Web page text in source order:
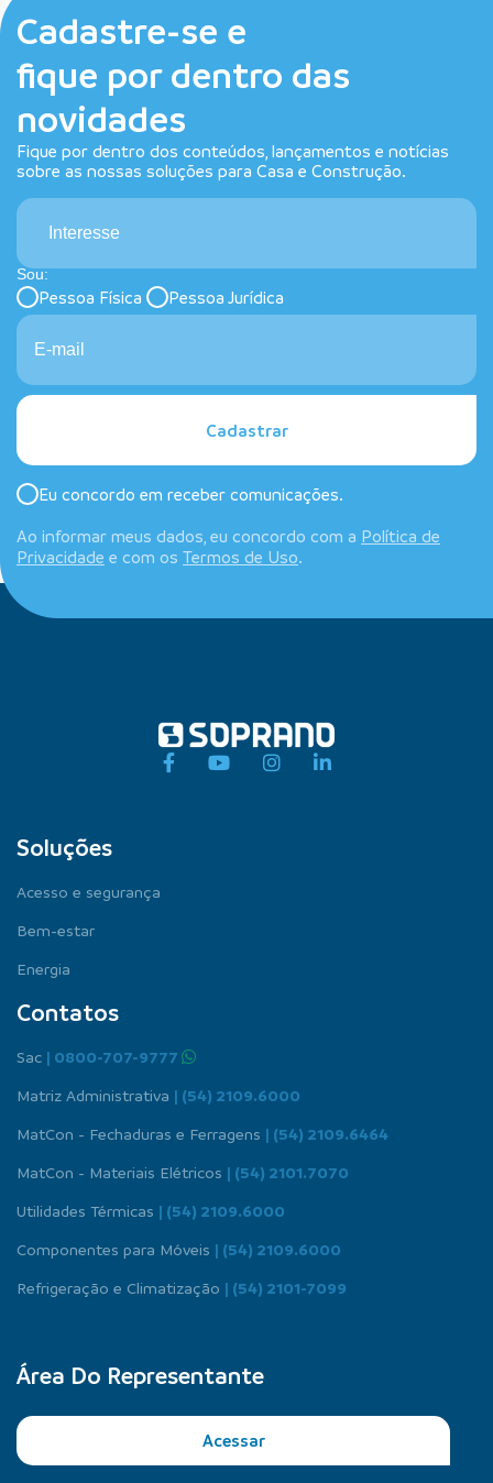
Cadastre-se e
fique por dentro das
novidades
Fique por dentro dos conteúdos, lançamentos e notícias
sobre as nossas soluções para Casa e Construção.
Interesse
Sou:
Pessoa Física Pessoa Jurídica
Cadastrar
Eu concordo em receber comunicações.
Ao informar meus dados, eu concordo com a Política de
Privacidade e com os Termos de Uso.
Soluções
Acesso e segurança
Bem-estar
Energia
Contatos
Sac | 0800-707-9777
Matriz Administrativa | (54) 2109.6000
MatCon - Fechaduras e Ferragens | (54) 2109.6464
MatCon - Materiais Elétricos | (54) 2101.7070
Utilidades Térmicas | (54) 2109.6000
Componentes para Móveis | (54) 2109.6000
Refrigeração e Climatização | (54) 2101-7099
Área Do Representante
Acessar